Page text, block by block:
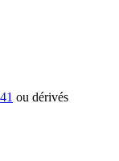
ou dérivés